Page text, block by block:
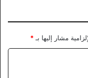
مشار إليها بـ *